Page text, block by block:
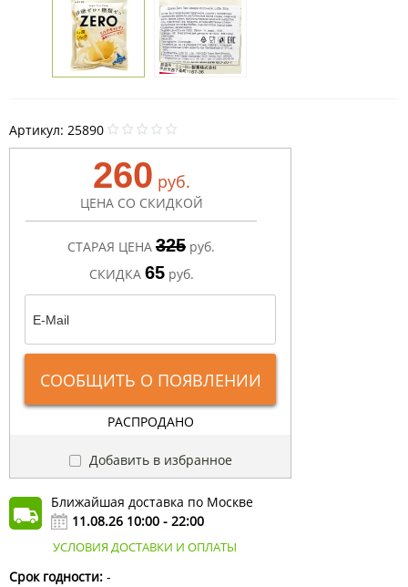
Артикул: 25890
260 руб.
ЦЕНА СО СКИДКОЙ
СТАРАЯ ЦЕНА 325 руб.
СКИДКА 65 руб.
СООБЩИТЬ О ПОЯВЛЕНИИ
РАСПРОДАНО
Добавить в избранное
Ближайшая доставка по Москве
11.08.26 10:00 - 22:00
УСЛОВИЯ ДОСТАВКИ И ОПЛАТЫ
Срок годности: -